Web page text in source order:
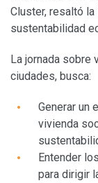
Cluster, resaltó la
sustentabilidad
La jornada sobre
ciudades, busca:
Generar un
vivienda
Entender
para dirigir